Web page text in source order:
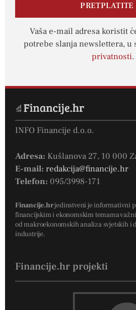
PRETPLATITE
Vaša e-mail adresa koristit
potrebe slanja newslettera, u
privatnosti.
INFO Financije d.o.o.
Adresa: Kušlanova 27, 10 000
E-mail: redakcija@financije.hr
Telefon: 095/3998-171
Financije.hrjedinstveni je informativni
financijskim i ekonomskim temama
od makroekonomskih analiza svjetskih i
industrije.
Financije.hr projekti